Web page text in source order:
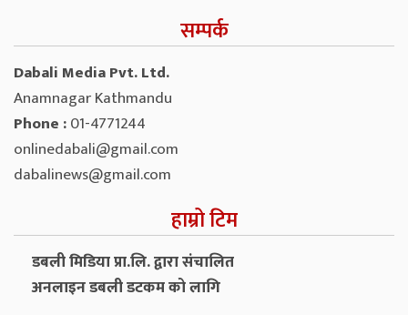
सम्पर्क
Dabali Media Pvt. Ltd.
Anamnagar Kathmandu
Phone :01-4771244
onlinedabali@gmail.com
dabalinews@gmail.com
हाम्रो टिम
डबली मिडिया प्रा.लि. द्वारा संचालित
अनलाइन डबली डटकम को लागि